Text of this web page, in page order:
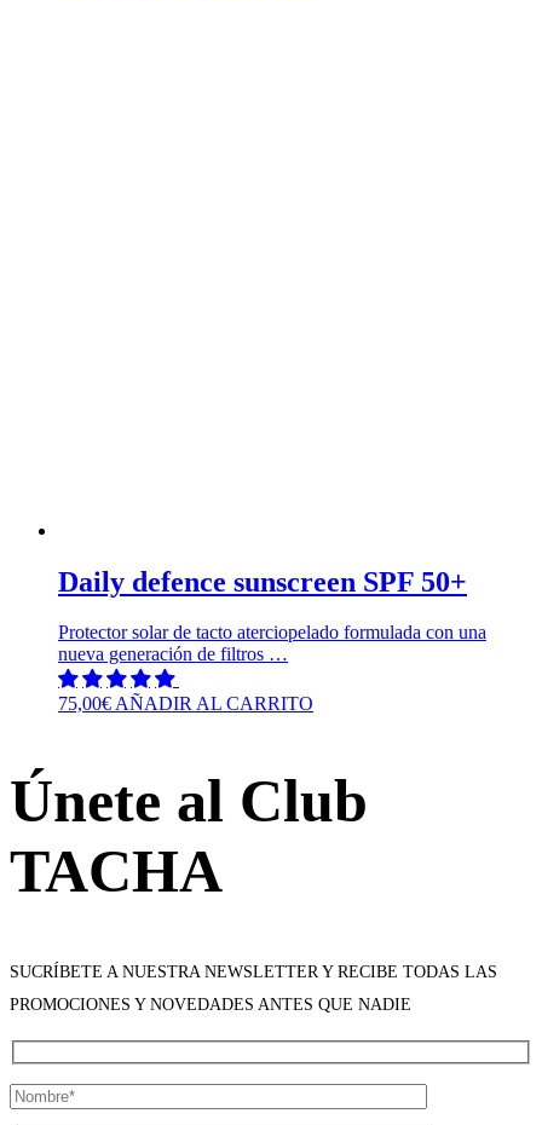
Daily defence sunscreen SPF 50+
Protector solar de tacto aterciopelado formulada con una
nueva generación de filtros …
75,00€AÑADIR AL CARRITO
Únete al Club
TACHA
SUCRÍBETE A NUESTRA NEWSLETTER Y RECIBE TODAS LAS
PROMOCIONES Y NOVEDADES ANTES QUE NADIE